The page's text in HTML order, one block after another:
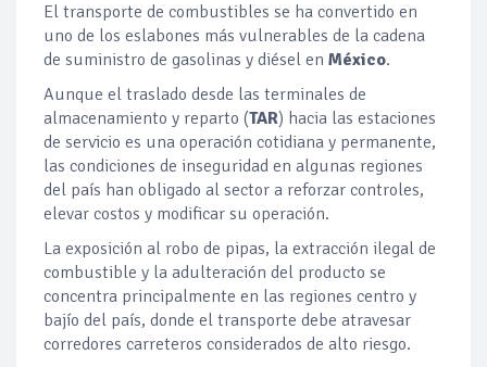
El transporte de combustibles se ha convertido en
uno de los eslabones más vulnerables de la cadena
de suministro de gasolinas y diésel en México.
Aunque el traslado desde las terminales de
almacenamiento y reparto (TAR) hacia las estaciones
de servicio es una operación cotidiana y permanente,
las condiciones de inseguridad en algunas regiones
del país han obligado al sector a reforzar controles,
elevar costos y modificar su operación.
La exposición al robo de pipas, la extracción ilegal de
combustible y la adulteración del producto se
concentra principalmente en las regiones centro y
bajío del país, donde el transporte debe atravesar
corredores carreteros considerados de alto riesgo.